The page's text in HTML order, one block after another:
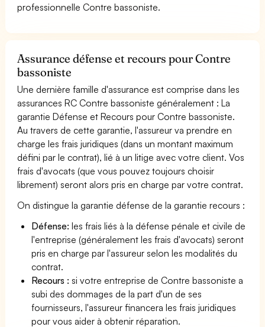
professionnelle Contre bassoniste.
Assurance défense et recours pour Contre
bassoniste
Une dernière famille d'assurance est comprise dans les
assurances RC Contre bassoniste généralement : La
garantie Défense et Recours pour Contre bassoniste.
Au travers de cette garantie, l'assureur va prendre en
charge les frais juridiques (dans un montant maximum
défini par le contrat), lié à un litige avec votre client. Vos
frais d'avocats (que vous pouvez toujours choisir
librement) seront alors pris en charge par votre contrat.
On distingue la garantie défense de la garantie recours :
Défense: les frais liés à la défense pénale et civile de
l'entreprise (généralement les frais d'avocats) seront
pris en charge par l'assureur selon les modalités du
contrat.
Recours : si votre entreprise de Contre bassoniste a
subi des dommages de la part d'un de ses
fournisseurs, l'assureur financera les frais juridiques
pour vous aider à obtenir réparation.